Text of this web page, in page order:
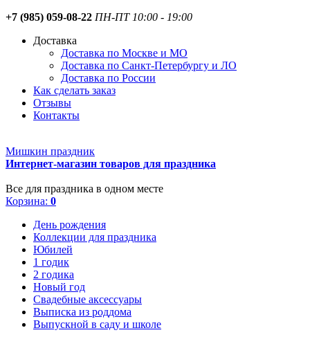
+7 (985) 059-08-22 ПН-ПТ 10:00 - 19:00
Доставка
Доставка по Москве и МО
Доставка по Санкт-Петербургу и ЛО
Доставка по России
Как сделать заказ
Отзывы
Контакты
Мишкин праздник
Интернет-магазин товаров для праздника
Все для праздника в одном месте
Корзина: 0
День рождения
Коллекции для праздника
Юбилей
1 годик
2 годика
Новый год
Свадебные аксессуары
Выписка из роддома
Выпускной в саду и школе